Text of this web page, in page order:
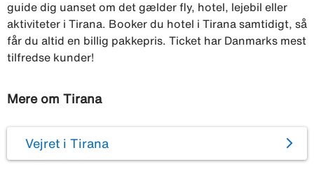
guide dig uanset om det gælder fly, hotel, lejebil eller
aktiviteter i Tirana. Booker du hotel i Tirana samtidigt, så
får du altid en billig pakkepris. Ticket har Danmarks mest
tilfredse kunder!
Mere om Tirana
Vejret i Tirana